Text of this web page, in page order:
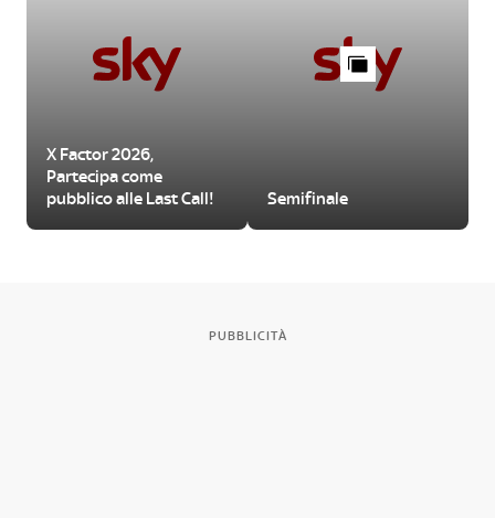
X Factor 2026,
Partecipa come
pubblico alle Last Call!
Semifinale
PUBBLICITÀ